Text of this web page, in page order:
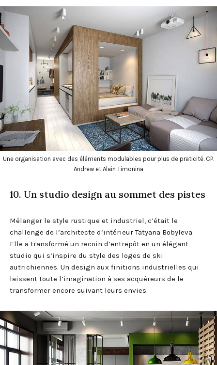
Une organisation avec des éléments modulables pour plus de praticité. CP.
Andrew et Alain Timonina
10. Un studio design au sommet des pistes
Mélanger le style rustique et industriel, c’était le
challenge de l’architecte d’intérieur Tatyana Bobyleva.
Elle a transformé un recoin d’entrepôt en un élégant
studio qui s’inspire du style des loges de ski
autrichiennes. Un design aux finitions industrielles qui
laissent toute l’imagination à ses acquéreurs de le
transformer encore suivant leurs envies.